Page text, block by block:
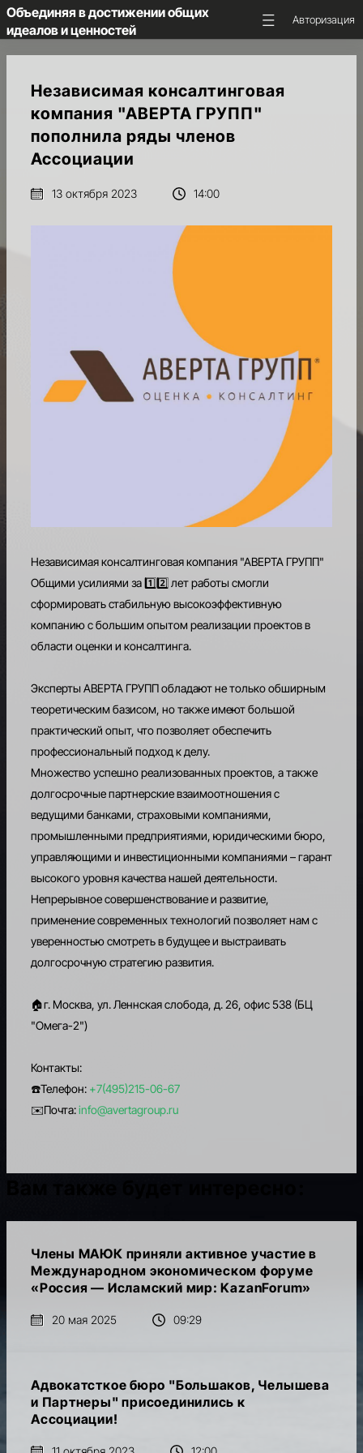
Объединяя в достижении общих
идеалов и ценностей
Авторизация
ГЛАВНАЯ
ОБ
АССОЦИАЦИИ
МАЮК
АНАЛИТИКА
РАВНЫЙ
ДОСТУП
КАРЬЕРНЫЙ
ОБРАЗОВАТЕЛЬНЫЙ
ЦЕНТР
БЛАГОТВОРИТЕЛЬНОСТЬ
ПРЕДСТАВИТЕЛЬСТВА
КОНТАКТЫ
RU
Независимая консалтинговая
компания "АВЕРТА ГРУПП"
пополнила ряды членов
Ассоциации
13 октября 2023 14:00
Независимая консалтинговая компания "АВЕРТА ГРУПП"
Общими усилиями за 1️⃣2️⃣ лет работы смогли
сформировать стабильную высокоэффективную
компанию с большим опытом реализации проектов в
области оценки и консалтинга.
Эксперты АВЕРТА ГРУПП обладают не только обширным
теоретическим базисом, но также имеют большой
практический опыт, что позволяет обеспечить
профессиональный подход к делу.
Множество успешно реализованных проектов, а также
долгосрочные партнерские взаимоотношения с
ведущими банками, страховыми компаниями,
промышленными предприятиями, юридическими бюро,
управляющими и инвестиционными компаниями – гарант
высокого уровня качества нашей деятельности.
Непрерывное совершенствование и развитие,
применение современных технологий позволяет нам с
уверенностью смотреть в будущее и выстраивать
долгосрочную стратегию развития.
🏠г. Москва, ул. Леннская слобода, д. 26, офис 538 (БЦ
"Омега-2")
Контакты:
☎️Телефон: +7(495)215-06-67
✉️Почта:info@avertagroup.ru
Члены МАЮК приняли активное участие в
Международном экономическом форуме
«Россия — Исламский мир: KazanForum»
20 мая 2025 09:29
Адвокатсткое бюро "Большаков, Челышева
и Партнеры" присоединились к
Ассоциации!